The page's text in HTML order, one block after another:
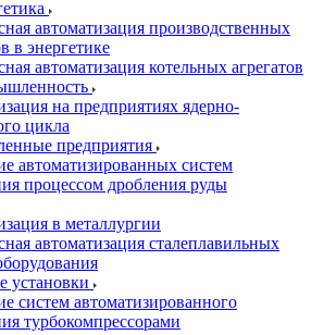
автоматизация производственных
в энергетике
автоматизация котельных агрегатов
на предприятиях ядерно-
цикла
предприятия
автоматизированных систем
процессом дробления руды
в металлургии
автоматизация сталеплавильных
установки
систем автоматизированного
турбокомпрессорами